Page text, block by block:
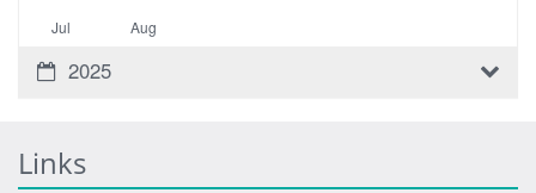
Jul
Aug
2025
Links